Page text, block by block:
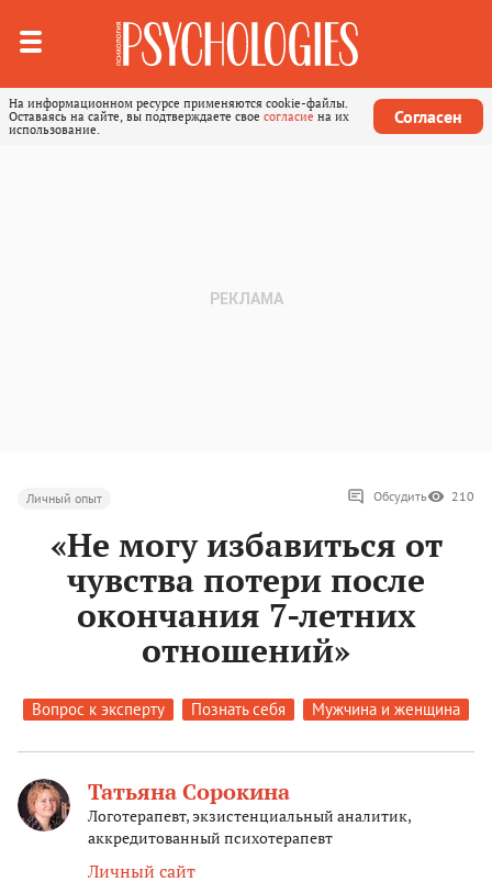
На информационном ресурсе применяются cookie-файлы.
Оставаясь на сайте, вы подтверждаете свое согласие на их
использование.
Согласен
Личный опыт Обсудить 210
«Не могу избавиться от
чувства потери после
окончания 7-летних
отношений»
Вопрос к эксперту Познать себя Мужчина и женщина
Татьяна Сорокина
Логотерапевт, экзистенциальный аналитик,
аккредитованный психотерапевт
Личный сайт